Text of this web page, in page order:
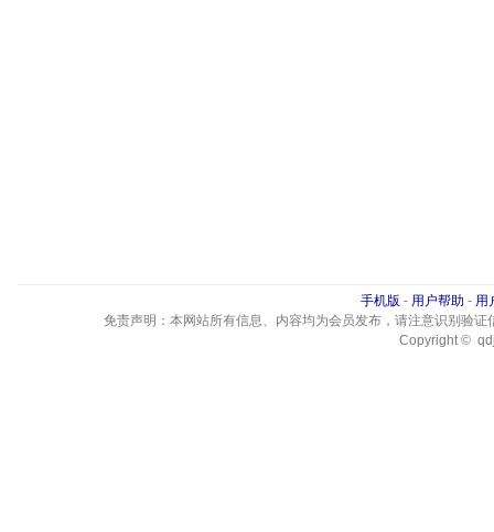
手机版 - 用户帮助 - 用
免责声明：本网站所有信息、内容均为会员发布，请注意识别验
Copyright ©